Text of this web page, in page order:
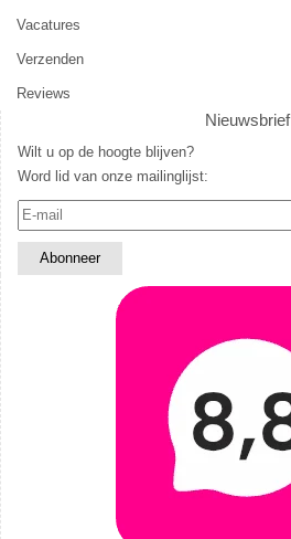
Vacatures
Verzenden
Reviews
Nieuwsbrief
Wilt u op de hoogte blijven?
Word lid van onze mailinglijst: